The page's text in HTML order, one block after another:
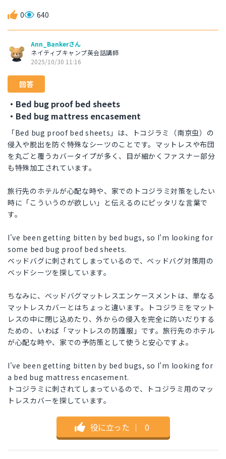
0 640
Ann_Bankerさん
ネイティブキャンプ英会話講師
2025/10/30 11:16
回答
・Bed bug proof bed sheets
・Bed bug mattress encasement
「Bed bug proof bed sheets」は、トコジラミ（南京虫）の
侵入や脱出を防ぐ特殊なシーツのことです。マットレスや布団
を丸ごと覆うカバータイプが多く、目が細かくファスナー部分
も特殊加工されています。
旅行先のホテルが心配な時や、家でのトコジラミ対策をしたい
時に「こういうのが欲しい」と伝えるのにピッタリな言葉で
す。
I've been getting bitten by bed bugs, so I'm looking for
some bed bug proof bed sheets.
ベッドバグに刺されてしまっているので、ベッドバグ対策用の
ベッドシーツを探しています。
ちなみに、ベッドバグマットレスエンケースメントは、単なる
マットレスカバーとはちょっと違います。トコジラミをマット
レスの中に閉じ込めたり、外からの侵入を完全に防いだりする
ための、いわば「マットレスの防護服」です。旅行先のホテル
が心配な時や、家での予防策として使うと安心ですよ。
I've been getting bitten by bed bugs, so I'm looking for
a bed bug mattress encasement.
トコジラミに刺されてしまっているので、トコジラミ用のマッ
トレスカバーを探しています。
役に立った ｜ 0